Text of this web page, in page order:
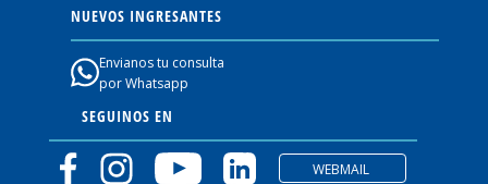
NUEVOS INGRESANTES
Envianos tu consulta
por Whatsapp
SEGUINOS EN
WEBMAIL